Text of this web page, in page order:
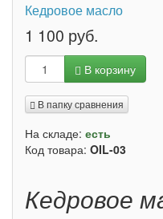
Кедровое масло
1 100 руб.
В корзину
В папку сравнения
На складе: есть
Код товара: OIL-03
Кедровое